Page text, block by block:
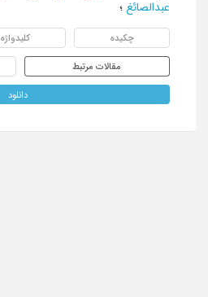
عبدالصائغ ؛
چکیده کلیدواژه
مقالات مرتبط
دانلود